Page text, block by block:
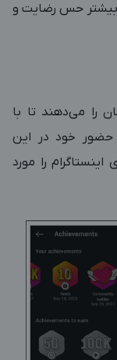
بیشتر حس رضایت و
را می‌دهند تا با
حضور خود در این
اینستاگرام را مورد